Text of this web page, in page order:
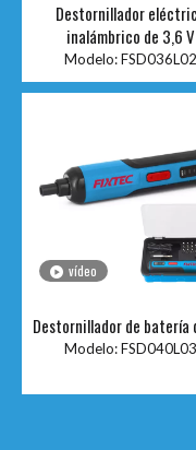
Destornillador
inalámbrico de 3,6 V
Modelo: FSD036L02
vídeo
Destornillador de batería
Modelo: FSD040L03